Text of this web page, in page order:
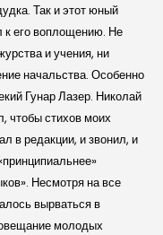
Так и этот юный
к его воплощению. Не
и учения, ни
начальства. Особенно
Гунар Лазер. Николай
чтобы стихов моих
в редакции, и звонил, и
Несмотря на все
вырваться в
молодых